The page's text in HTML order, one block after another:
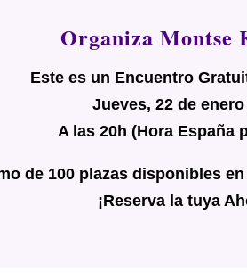
Organiza Montse
Este es un Encuentro
Jueves, 22 de enero
A las 20h (Hora España
de 100 plazas disponibles
¡Reserva la tuya